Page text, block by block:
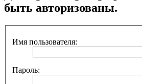
быть авторизованы.
Имя пользователя:
Пароль: